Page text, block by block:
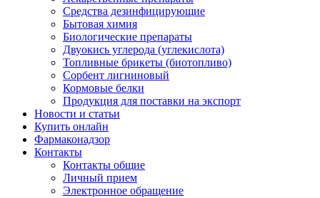
Средства дезинфицирующие
Бытовая химия
Биологические препараты
Двуокись углерода (углекислота)
Топливные брикеты (биотопливо)
Сорбент лигниновый
Кормовые белки
Продукция для поставки на экспорт
Новости и статьи
Купить онлайн
Фармаконадзор
Контакты
Контакты общие
Личный прием
Электронное обращение